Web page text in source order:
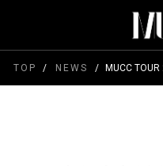
TOP NEWS MUCC